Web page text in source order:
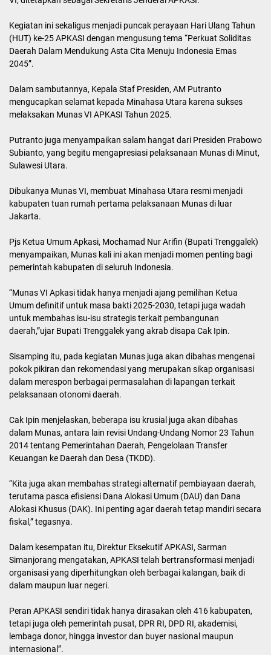
Pembukaan Munas Apkasi VI ini ditandai dengan Pemukulan
Tetengkoren oleh Kepala Staf Presiden bersama peserta Munas
termasuk Bupati Simalungun.
menetapkan Bupati Lahat, Provinsi Sumatera Selatan, Bursah
Zarnubi sebagai Ketua Umum APKASI periode 2025-2030, dan
Bupati Minahasa Utara, Joune Ganda, selaku tuan rumah Munas
Kegiatan ini sekaligus menjadi puncak perayaan Hari Ulang Tahun
(HUT) ke-25 APKASI dengan mengusung tema “Perkuat Soliditas
2045”.
Dalam sambutannya, Kepala Staf Presiden, AM Putranto
melaksakan Munas VI APKASI Tahun 2025.
Putranto juga menyampaikan salam hangat dari Presiden Prabowo
Sulawesi Utara.
Dibukanya Munas VI, membuat Minahasa Utara resmi menjadi
kabupaten tuan rumah pertama pelaksanaan Munas di luar
Pjs Ketua Umum Apkasi, Mochamad Nur Arifin (Bupati Trenggalek)
menyampaikan, Munas kali ini akan menjadi momen penting bagi
pemerintah kabupaten di seluruh Indonesia.
“Munas VI Apkasi tidak hanya menjadi ajang pemilihan Ketua
Umum definitif untuk masa bakti 2025-2030, tetapi juga wadah
untuk membahas isu-isu strategis terkait pembangunan
daerah,”ujar Bupati Trenggalek yang akrab disapa Cak Ipin.
Sisamping itu, pada kegiatan Munas juga akan dibahas mengenai
pokok pikiran dan rekomendasi yang merupakan sikap organisasi
dalam merespon berbagai permasalahan di lapangan terkait
pelaksanaan otonomi daerah.
Cak Ipin menjelaskan, beberapa isu krusial juga akan dibahas
dalam Munas, antara lain revisi Undang-Undang Nomor 23 Tahun
2014 tentang Pemerintahan Daerah, Pengelolaan Transfer
Keuangan ke Daerah dan Desa (TKDD).
“Kita juga akan membahas strategi alternatif pembiayaan daerah,
terutama pasca efisiensi Dana Alokasi Umum (DAU) dan Dana
Alokasi Khusus (DAK). Ini penting agar daerah tetap mandiri secara